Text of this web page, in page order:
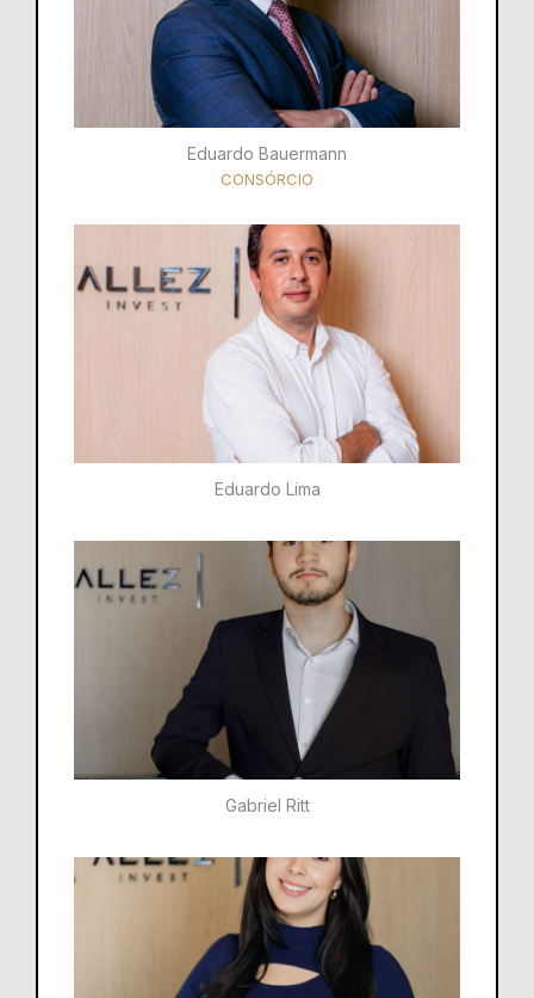
Eduardo Bauermann
CONSÓRCIO
Eduardo Lima
Gabriel Ritt